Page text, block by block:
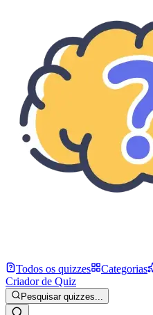
Todos os quizzes Categorias
Criador de Quiz
Pesquisar quizzes...